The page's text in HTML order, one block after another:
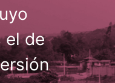
el de